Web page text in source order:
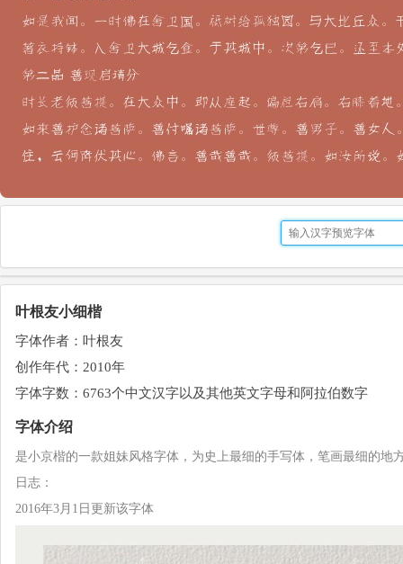
叶根友小细楷
字体作者：叶根友
创作年代：2010年
字体字数：6763个中文汉字以及其他英文字母和阿拉伯数字
字体介绍
是小京楷的一款姐妹风格字体，为史上最细的手写体，笔画最细的地
日志：
2016年3月1日更新该字体